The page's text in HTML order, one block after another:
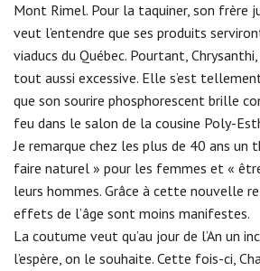
Mont Rimel. Pour la taquiner, son frère
veut l’entendre que ses produits
viaducs du Québec. Pourtant,
tout aussi excessive. Elle s’est
que son sourire phosphorescent brille
feu dans le salon de la cousine Poly-
Je remarque chez les plus de 40 ans un
faire naturel » pour les femmes et «
leurs hommes. Grâce à cette nouvelle
effets de l’âge sont moins manifestes.
La coutume veut qu’au jour de l’An un
l’espère, on le souhaite. Cette fois-ci,